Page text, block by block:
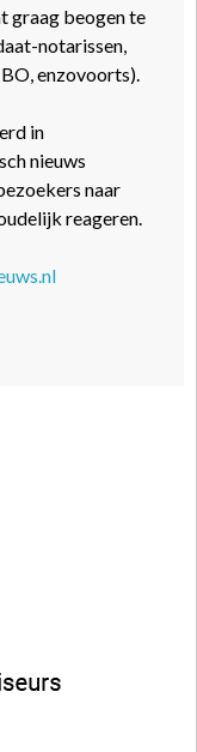
graag beogen te
notarissen,
enzovoorts).
in
nieuws
naar
reageren.